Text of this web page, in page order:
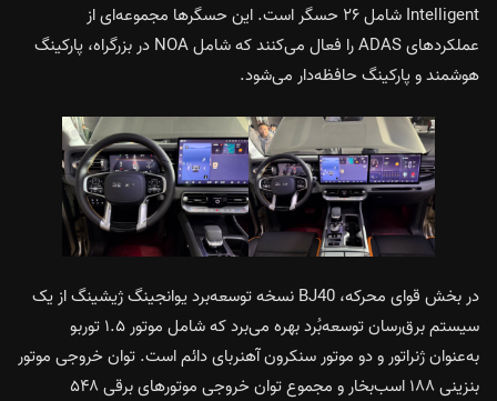
Intelligent شامل ۲۶ حسگر است. این حسگرها مجموعه‌ای از
عملکردهای ADAS را فعال می‌کنند که شامل NOA در بزرگراه، پارکینگ
هوشمند و پارکینگ حافظه‌دار می‌شود.
در بخش قوای محرکه، BJ40 نسخه توسعه‌برد یوانجینگ ژیشینگ از یک
سیستم برق‌رسان توسعه‌بُرد بهره می‌برد که شامل موتور ۱.۵ توربو
به‌عنوان ژنراتور و دو موتور سنکرون آهنربای دائم است. توان خروجی موتور
بنزینی ۱۸۸ اسب‌بخار و مجموع توان خروجی موتورهای برقی ۵۴۸